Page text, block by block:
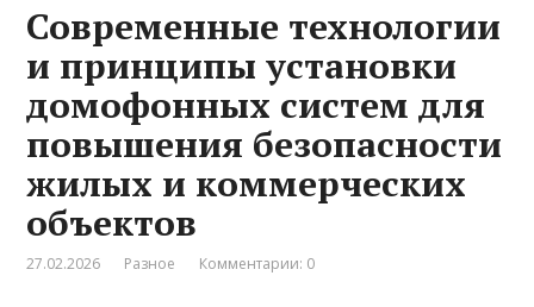
Современные технологии
и принципы установки
домофонных систем для
повышения безопасности
жилых и коммерческих
объектов
27.02.2026 Разное Комментарии: 0